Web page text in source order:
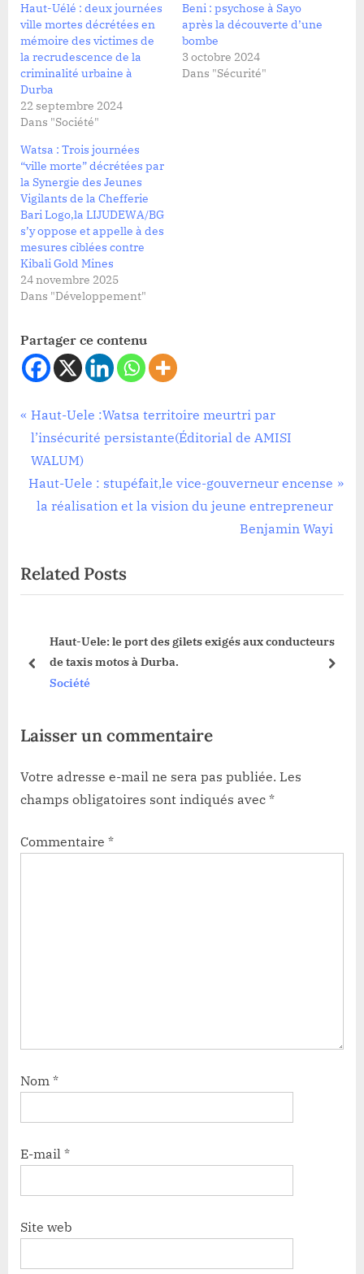
Haut-Uélé : deux journées
ville mortes décrétées en
mémoire des victimes de
la recrudescence de la
criminalité urbaine à
Durba
22 septembre 2024
Dans "Société"
Beni : psychose à Sayo
après la découverte d’une
bombe
3 octobre 2024
Dans "Sécurité"
Watsa : Trois journées
“ville morte” décrétées par
la Synergie des Jeunes
Vigilants de la Chefferie
Bari Logo,la LIJUDEWA/BG
s’y oppose et appelle à des
mesures ciblées contre
Kibali Gold Mines
24 novembre 2025
Dans "Développement"
Partager ce contenu
Société
Navigation
de
l’article
P
r
e
v
s
P
t
Haut-Uele :Watsa territoire meurtri par
l’insécurité persistante(Éditorial de AMISI
WALUM)
N
P
o
:
Haut-Uele : stupéfait,le vice-gouverneur encense
la réalisation et la vision du jeune entrepreneur
Benjamin Wayi
Related Posts
Haut-Uele: le port des gilets exigés aux conducteurs
de taxis motos à Durba.
Société
prev next
Laisser un commentaire
Votre adresse e-mail ne sera pas publiée. Les
champs obligatoires sont indiqués avec *
Commentaire *
Nom *
E-mail *
Site web